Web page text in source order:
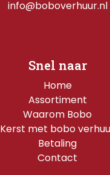
info@boboverhuur.nl
Snel naar
Home
Assortiment
Waarom Bobo
Kerst met bobo
Betaling
Contact